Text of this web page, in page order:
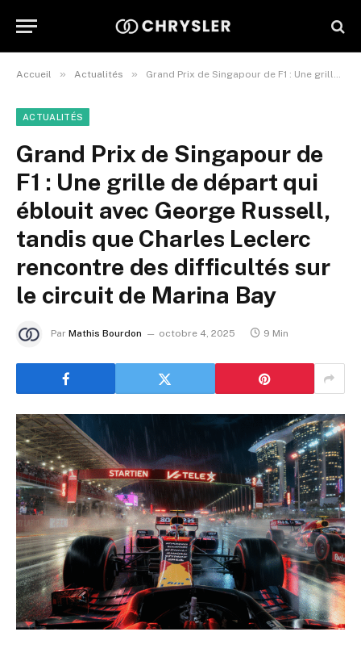
Accueil » Actualités » Grand Prix de Singapour de F1 : Une grille de départ qui éblouit avec George Russell, tandis que Charles Leclerc rencontre des difficultés sur le circuit de Marina Bay
ACTUALITÉS
Grand Prix de Singapour de
F1 : Une grille de départ qui
éblouit avec George Russell,
tandis que Charles Leclerc
rencontre des difficultés sur
le circuit de Marina Bay
Par Mathis Bourdon octobre 4, 2025 9 Min